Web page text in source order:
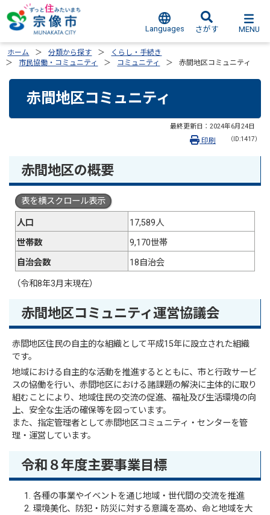
Languages さがす MENU
ホーム 分類から探す
くらし・手続き
市民協働・コミュニティ
コミュニティ 赤間地区コミュニティ
赤間地区コミュニティ
最終更新日： 2024年6月24日
（ID:1417）
印刷
赤間地区の概要
表を横スクロール表示
人口
17,589人
世帯数
9,170世帯
自治会数
18自治会
（令和8年3月末現在）
赤間地区コミュニティ運営協議会
赤間地区住民の自主的な組織として平成15年に設立された組織
です。
地域における自主的な活動を推進するとともに、市と行政サービ
スの協働を行い、赤間地区における諸課題の解決に主体的に取り
組むことにより、地域住民の交流の促進、福祉及び生活環境の向
上、安全な生活の確保等を図っています。
また、指定管理者として赤間地区コミュニティ・センターを管
理・運営しています。
令和８年度主要事業目標
各種の事業やイベントを通じ地域・世代間の交流を推進
環境美化、防犯・防災に対する意識を高め、命と地域を大